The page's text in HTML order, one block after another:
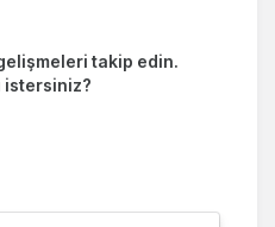
takip edin.
istersiniz?